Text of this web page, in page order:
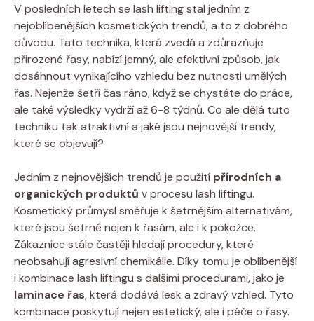
V posledních letech se lash lifting stal jedním z
nejoblíbenějších kosmetických trendů, a to z dobrého
důvodu. Tato technika, která zvedá a zdůrazňuje
přirozené řasy, nabízí jemný, ale efektivní způsob, jak
dosáhnout vynikajícího vzhledu bez nutnosti umělých
řas. Nejenže šetří čas ráno, když se chystáte do práce,
ale také výsledky vydrží až 6-8 týdnů. Co ale dělá tuto
techniku tak atraktivní a jaké jsou nejnovější trendy,
které se objevují?
Jedním z nejnovějších trendů je použití přírodních a
organických produktů v procesu lash liftingu.
Kosmetický průmysl směřuje k šetrnějším alternativám,
které jsou šetrné nejen k řasám, ale i k pokožce.
Zákaznice stále častěji hledají procedury, které
neobsahují agresivní chemikálie. Díky tomu je oblíbenější
i kombinace lash liftingu s dalšími procedurami, jako je
laminace řas, která dodává lesk a zdravý vzhled. Tyto
kombinace poskytují nejen estetický, ale i péče o řasy.